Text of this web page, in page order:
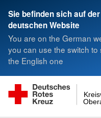
Sie befinden sich auf der
deutschen Website
You are on the German
you can use the switch to
the English one